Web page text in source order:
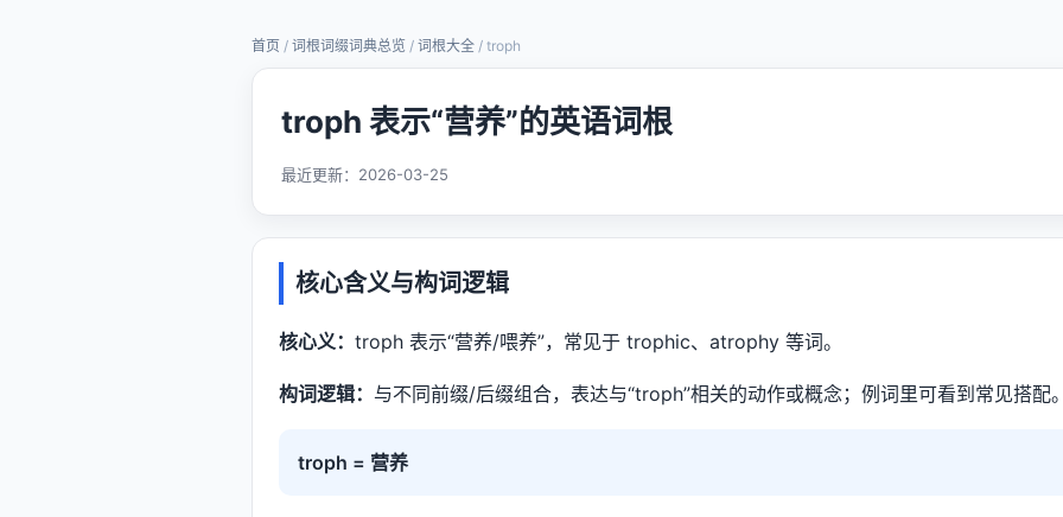
首页 / 词根词缀词典总览 / 词根大全 / troph
troph 表示“营养”的英语词根
最近更新： 2026-03-25
核心含义与构词逻辑
核心义： troph 表示“营养/喂养”，常见于 trophic、atrophy 等词。
构词逻辑： 与不同前缀/后缀组合，表达与“troph”相关的动作或概念；例词里可看到常见搭配
troph = 营养